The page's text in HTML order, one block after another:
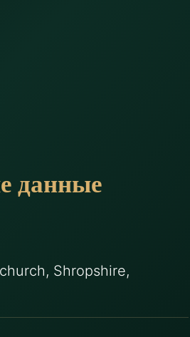
данные
Shropshire,